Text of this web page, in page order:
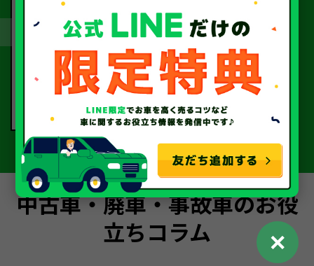
完了！
書類手続きを経て、
当社から指定口座へ
お振込いたします。
中古車・廃車・事故車のお役
立ちコラム
✕